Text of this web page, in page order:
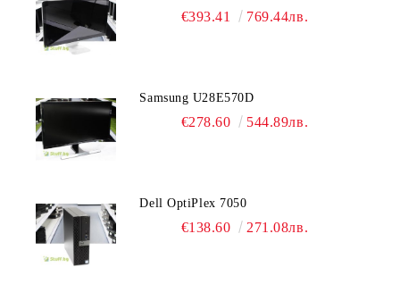
€393.41 769.44лв.
Samsung U28E570D
€278.60 544.89лв.
Dell OptiPlex 7050
€138.60 271.08лв.